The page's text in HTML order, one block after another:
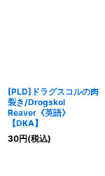
[PLD]ドラグスコルの肉
裂き/Drogskol
Reaver《英語》
【DKA】
30円(税込)